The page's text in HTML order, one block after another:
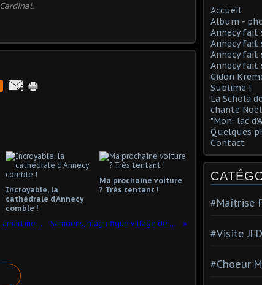
Incroyable, la
cathédrale d'Annecy
comble !
Ma prochaine voiture
? Très tentant !
Tombes G.M. Witkowski (musicien lyonnais ) et Lamartine (poète et écrivain) Samoens, magnifique village de Haute Savoie
Accueil
Album -
Annecy fait
Annecy fait
Annecy fait
Annecy fait
Gidon
Sublime !
La Schola
chante
"Mon" lac
Quelques
Contact
#Maîtrise
#Visite
#Choeur